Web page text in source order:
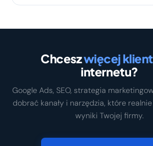
Chceszwięcej
internetu?
Google Ads, SEO, strategia
dobrać kanały i narzędzia, które realnie
wyniki Twojej firmy.